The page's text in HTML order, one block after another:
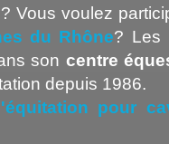
Vous voulez
du Rhône? Les
son centre
depuis 1986.
pour